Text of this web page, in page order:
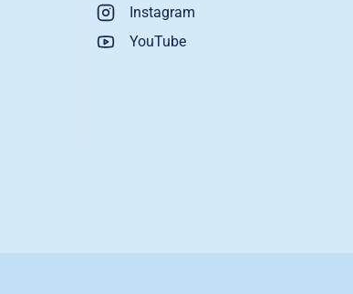
Instagram
YouTube